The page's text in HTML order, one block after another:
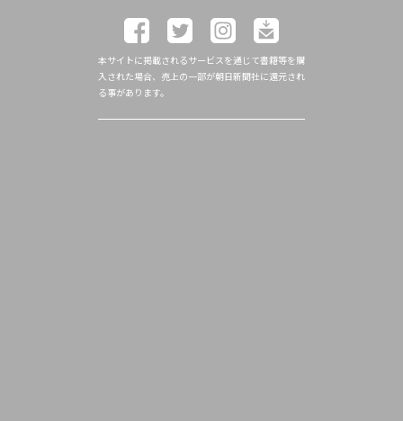
本サイトに掲載されるサービスを通じて書籍等を購
入された場合、売上の一部が朝日新聞社に還元され
る事があります。